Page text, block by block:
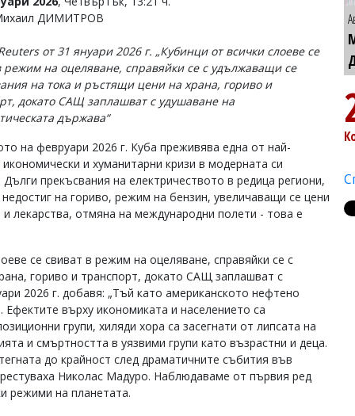
ДИМИТРОВ
от 31 януари 2026 г. „Кубинци от всички слоеве се
режим на оцеляване, справяйки се с удължаващи се
на тока и ръстящи цени на храна, гориво и
докато САЩ заплашват с удушаване на
държава“
на февруари 2026 г. Куба преживява една от най-
и хуманитарни кризи в модерната си
Дълги прекъсвания на електричеството в редица региони,
на гориво, режим на бензин, увеличаващи се цени
и лекарства, отмяна на международни полети - това е
се свиват в режим на оцеляване, справяйки се с
гориво и транспорт, докато САЩ заплашват с
2026 г. добавя: „Тъй като американското нефтено
върху икономиката и населението са
групи, хиляди хора са засегнати от липсата на
и смъртността в уязвими групи като възрастни и деца.
до крайност след драматичните събития във
Николас Мадуро. Наблюдаваме от първия ред
режими на планетата.